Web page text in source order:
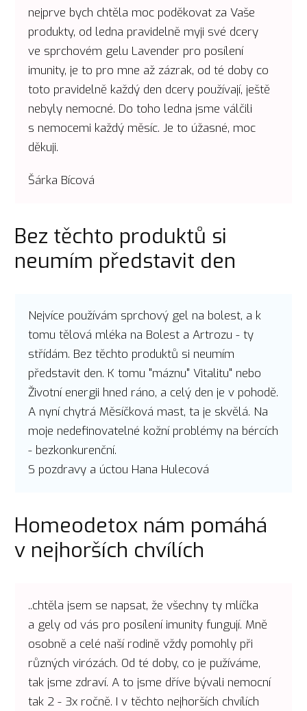
nejprve bych chtěla moc poděkovat za Vaše
produkty, od ledna pravidelně myji své dcery
ve sprchovém gelu Lavender pro posílení
imunity, je to pro mne až zázrak, od té doby co
toto pravidelně každý den dcery používají, ještě
nebyly nemocné. Do toho ledna jsme válčili
s nemocemi každý měsíc. Je to úžasné, moc
děkuji.
Šárka Bícová
Bez těchto produktů si
neumím představit den
Nejvíce používám sprchový gel na bolest, a k
tomu tělová mléka na Bolest a Artrozu - ty
střídám. Bez těchto produktů si neumím
představit den. K tomu "máznu" Vitalitu" nebo
Životní energii hned ráno, a celý den je v pohodě.
A nyní chytrá Měsíčková mast, ta je skvělá. Na
moje nedefinovatelné kožní problémy na bércích
- bezkonkurenční.
S pozdravy a úctou Hana Hulecová
Homeodetox nám pomáhá
v nejhorších chvílích
..chtěla jsem se napsat, že všechny ty mlíčka
a gely od vás pro posílení imunity fungují. Mně
osobně a celé naší rodině vždy pomohly při
různých virózách. Od té doby, co je pužíváme,
tak jsme zdraví. A to jsme dříve bývali nemocní
tak 2 - 3x ročně. I v těchto nejhorších chvílích